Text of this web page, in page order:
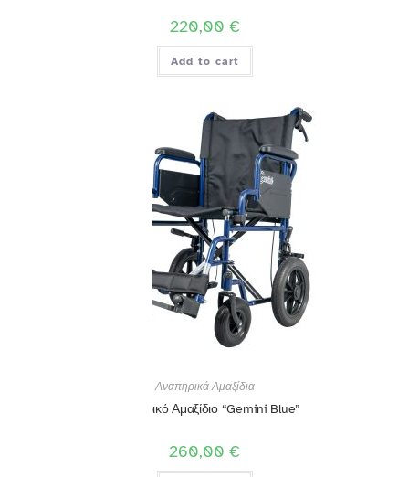
220,00 €
Add to cart
Αναπηρικά Αμαξίδια
Αναπηρικό Αμαξίδιο “Gemini Blue”
260,00 €